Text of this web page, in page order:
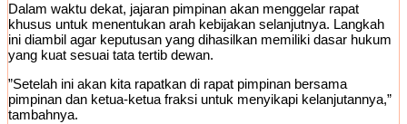
​Dalam waktu dekat, jajaran pimpinan akan menggelar rapat
khusus untuk menentukan arah kebijakan selanjutnya. Langkah
ini diambil agar keputusan yang dihasilkan memiliki dasar hukum
yang kuat sesuai tata tertib dewan.
​”Setelah ini akan kita rapatkan di rapat pimpinan bersama
pimpinan dan ketua-ketua fraksi untuk menyikapi kelanjutannya,”
tambahnya.